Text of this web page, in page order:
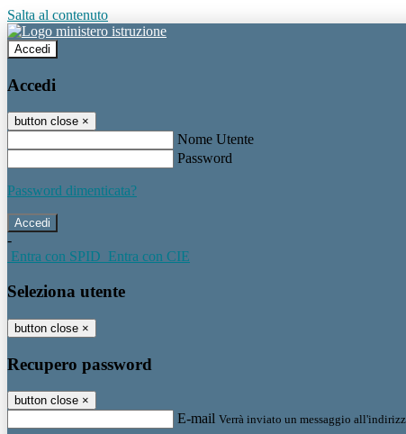
Salta al contenuto
Accedi
Accedi
button close ×
Nome Utente
Password
Password dimenticata?
-
Entra con SPID Entra con CIE
Seleziona utente
button close ×
Recupero password
button close ×
E-mail Verrà inviato un messaggio